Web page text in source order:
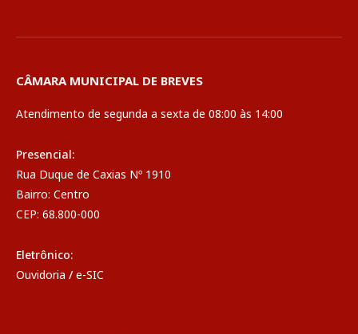
CÂMARA MUNICIPAL DE BREVES
Atendimento de segunda a sexta de 08:00 às 14:00
Presencial:
Rua Duque de Caxias Nº 1910
Bairro: Centro
CEP: 68.800-000
Eletrônico:
Ouvidoria / e-SIC